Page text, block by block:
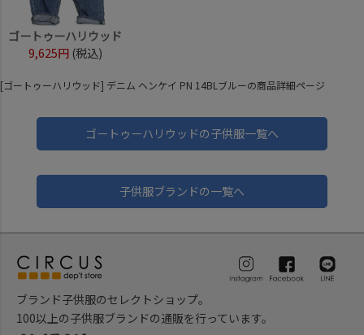
ゴートゥーハリウッド
9,625円 (税込)
[ゴートゥーハリウッド] デニム ヘンケイ PN 14BLブルーの商品詳細ページ
ゴートゥーハリウッドの子供服一覧へ
子供服ブランドの一覧へ
ブランド子供服のセレクトショップ。
100以上の子供服ブランドの通販を行っています。